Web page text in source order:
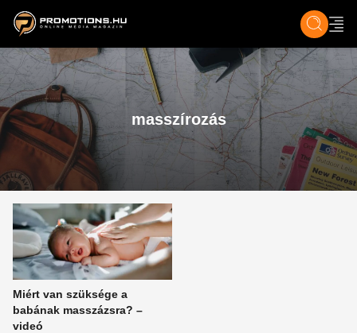
ZENE, FILM & KULT ÉLET TECH &
masszírozás
Miért van szüksége a
babának masszázsra? –
videó